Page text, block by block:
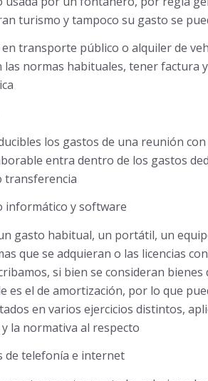
turismo y tampoco su gasto se
en transporte público o alquiler de
las normas habituales, tener factura
los gastos de una reunión
entra dentro de los gastos
transferencia
informático y software
gasto habitual, un portátil, un
que se adquieran o las licencias
si bien se consideran
es el de amortización, por lo que
en varios ejercicios distintos,
la normativa al respecto
de telefonía e internet